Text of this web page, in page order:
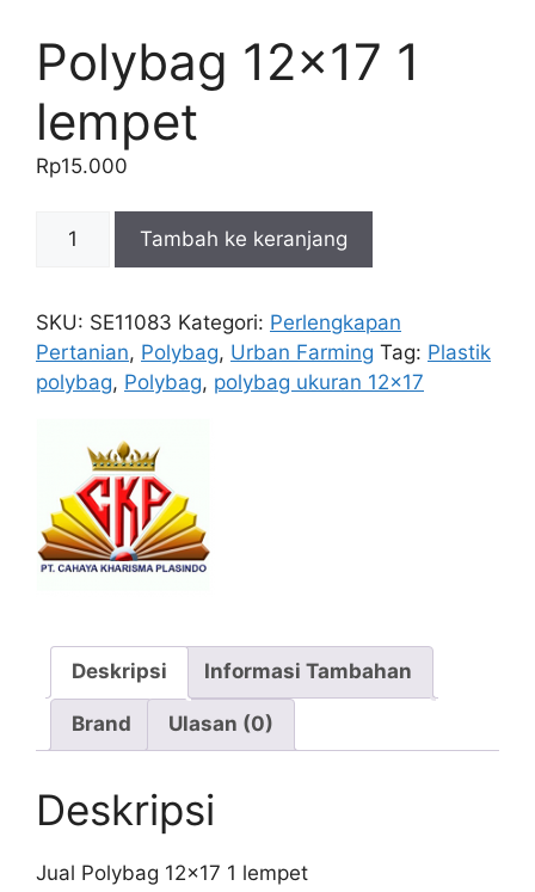
Polybag 12×17 1
lempet
Rp15.000
Kuantitas
1
lempet
Tambah ke keranjang
SKU: SE11083 Kategori: Perlengkapan
Pertanian, Polybag, Urban Farming Tag: Plastik
polybag, Polybag, polybag ukuran 12x17
Deskripsi Informasi Tambahan
Brand Ulasan (0)
Deskripsi
Jual Polybag 12×17 1 lempet